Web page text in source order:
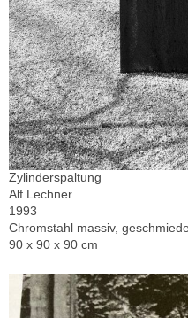
Zylinderspaltung
Alf Lechner
1993
Chromstahl massiv,
90 x 90 x 90 cm